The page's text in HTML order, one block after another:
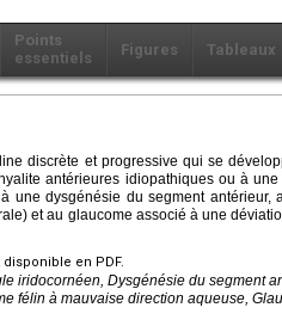
Points
essentiels
Figures Tableaux
discrète et progressive qui se
antérieures idiopathiques ou à
une dysgénésie du segment antérieur,
et au glaucome associé à une
en PDF.
iridocornéen, Dysgénésie du segment
félin à mauvaise direction aqueuse,